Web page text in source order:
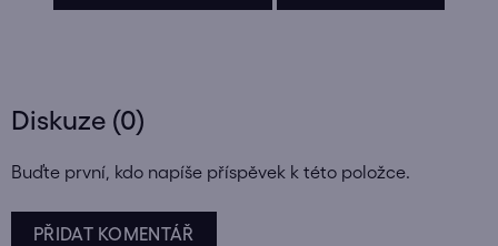
Diskuze (0)
Buďte první, kdo napíše příspěvek k této položce.
PŘIDAT KOMENTÁŘ